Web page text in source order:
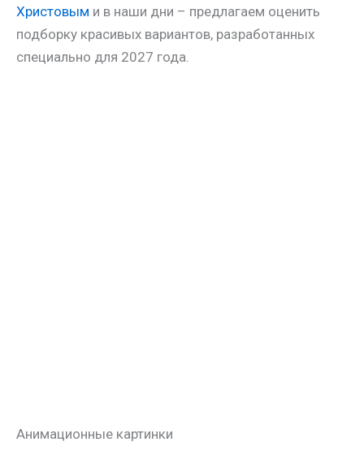
Христовым и в наши дни – предлагаем оценить
подборку красивых вариантов, разработанных
специально для 2027 года.
Анимационные картинки